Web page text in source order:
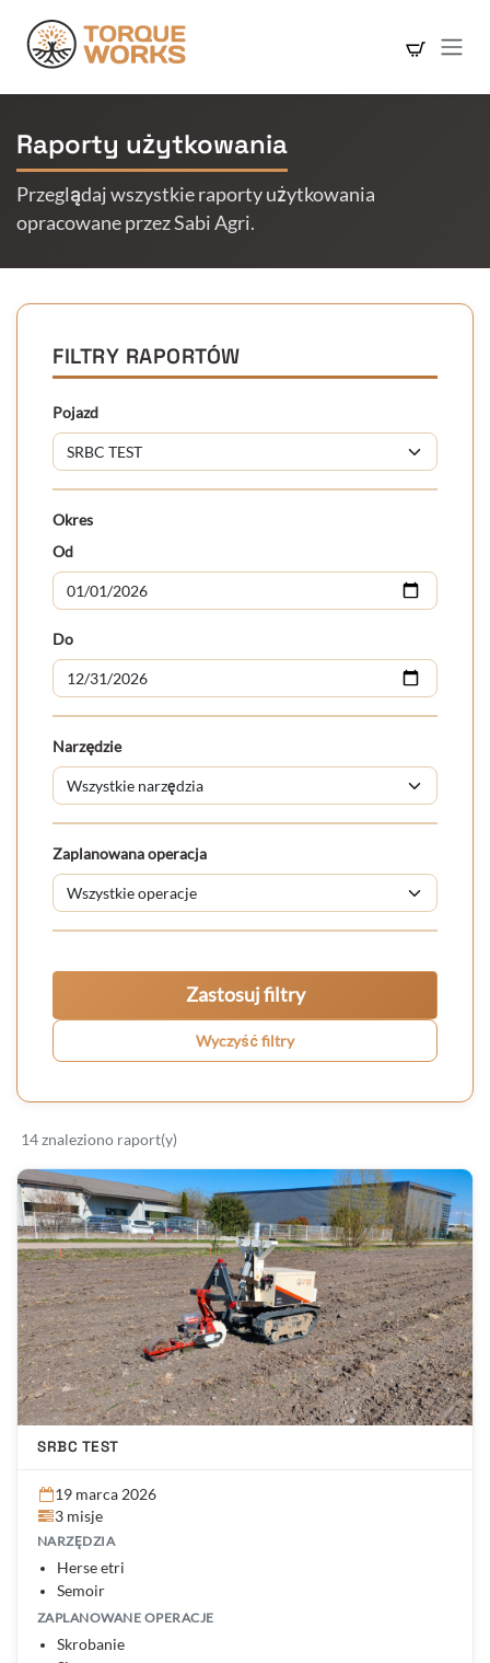
Raporty użytkowania
Przeglądaj wszystkie raporty użytkowania
opracowane przez Sabi Agri.
FILTRY RAPORTÓW
Pojazd
Okres
Od
Do
Narzędzie
Zaplanowana operacja
Zastosuj filtry
Wyczyść filtry
14 znaleziono raport(y)
SRBC TEST
19 marca 2026
3 misje
NARZĘDZIA
Herse etri
Semoir
ZAPLANOWANE OPERACJE
Skrobanie